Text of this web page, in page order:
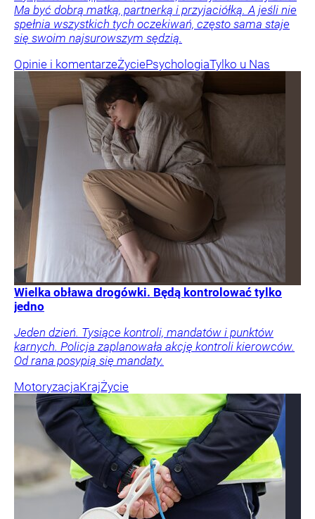
Ma być dobrą matką, partnerką i przyjaciółką. A jeśli nie
spełnia wszystkich tych oczekiwań, często sama staje
się swoim najsurowszym sędzią.
Opinie i komentarzeŻyciePsychologiaTylko u Nas
Wielka obława drogówki. Będą kontrolować tylko
jedno
Jeden dzień. Tysiące kontroli, mandatów i punktów
karnych. Policja zaplanowała akcję kontroli kierowców.
Od rana posypią się mandaty.
MotoryzacjaKrajŻycie